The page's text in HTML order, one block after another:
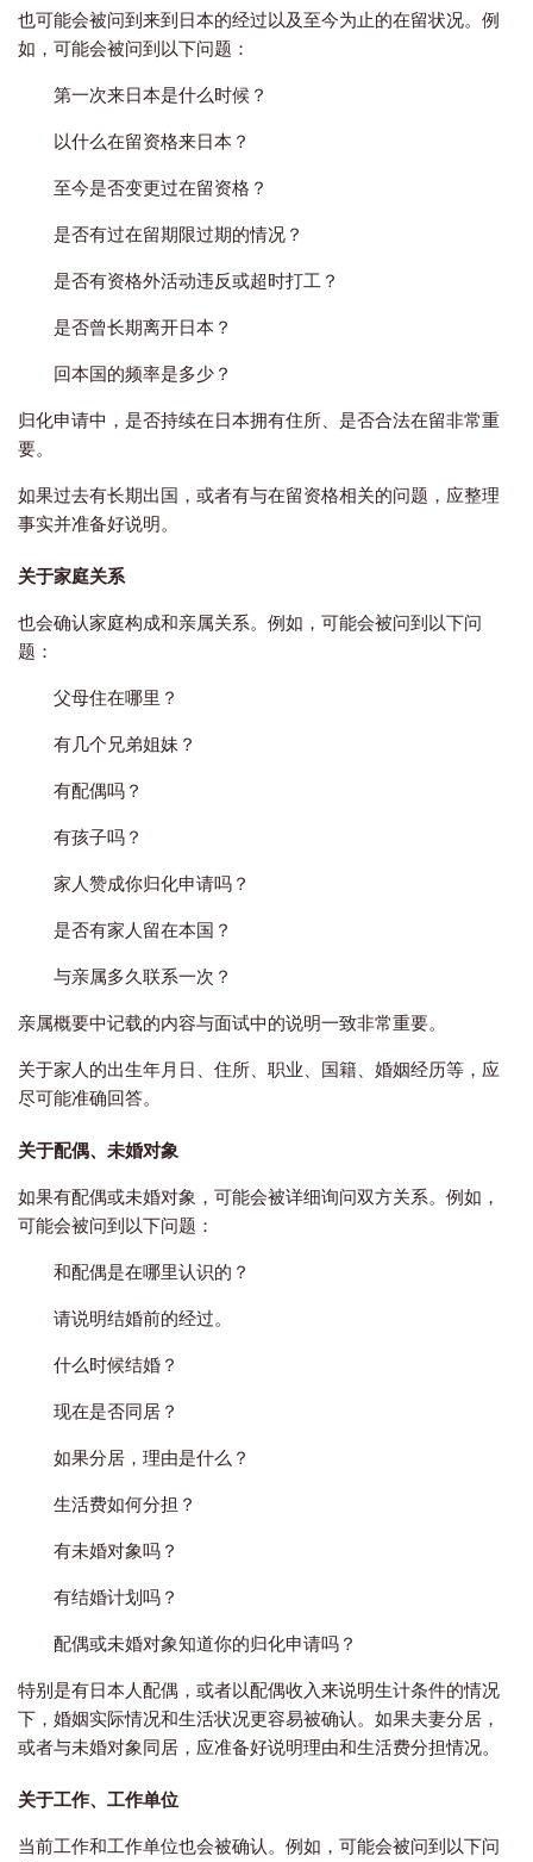
也可能会被问到来到日本的经过以及至今为止的在留状况。 例
如，可能会被问到以下问题：
第一次来日本是什么时候？
以什么在留资格来日本？
至今是否变更过在留资格？
是否有过在留期限过期的情况？
是否有资格外活动违反或超时打工？
是否曾长期离开日本？
回本国的频率是多少？
归化申请中，是否持续在日本拥有住所、是否合法在留非常重
要。
如果过去有长期出国，或者有与在留资格相关的问题，应整理
事实并准备好说明。
关于家庭关系
也会确认家庭构成和亲属关系。例如，可能会被问到以下问
题：
父母住在哪里？
有几个兄弟姐妹？
有配偶吗？
有孩子吗？
家人赞成你归化申请吗？
是否有家人留在本国？
与亲属多久联系一次？
亲属概要中记载的内容与面试中的说明一致非常重要。
关于家人的出生年月日、住所、职业、国籍、婚姻经历等，应
尽可能准确回答。
关于配偶、未婚对象
如果有配偶或未婚对象，可能会被详细询问双方关系。例如，
可能会被问到以下问题：
和配偶是在哪里认识的？
请说明结婚前的经过。
什么时候结婚？
现在是否同居？
如果分居，理由是什么？
生活费如何分担？
有未婚对象吗？
有结婚计划吗？
配偶或未婚对象知道你的归化申请吗？
特别是有日本人配偶，或者以配偶收入来说明生计条件的情况
下，婚姻实际情况和生活状况更容易被确认。如果夫妻分居，
或者与未婚对象同居，应准备好说明理由和生活费分担情况。
关于工作、工作单位
当前工作和工作单位也会被确认。例如，可能会被问到以下问